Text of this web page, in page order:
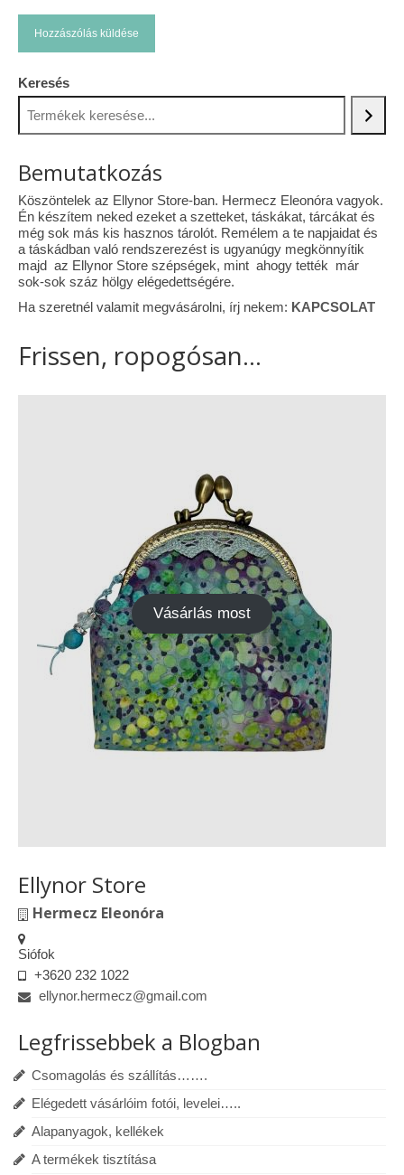
Keresés
Bemutatkozás
Köszöntelek az Ellynor Store-ban. Hermecz Eleonóra vagyok.
Én készítem neked ezeket a szetteket, táskákat, tárcákat és
még sok más kis hasznos tárolót. Remélem a te napjaidat és
a táskádban való rendszerezést is ugyanúgy megkönnyítik
majd az Ellynor Store szépségek, mint ahogy tették már
sok-sok száz hölgy elégedettségére.
Ha szeretnél valamit megvásárolni, írj nekem: KAPCSOLAT
Frissen, ropogósan...
Vásárlás most
Ellynor Store
Hermecz Eleonóra
Siófok
+3620 232 1022
ellynor.hermecz@gmail.com
Legfrissebbek a Blogban
Csomagolás és szállítás…….
Elégedett vásárlóim fotói, levelei…..
Alapanyagok, kellékek
A termékek tisztítása